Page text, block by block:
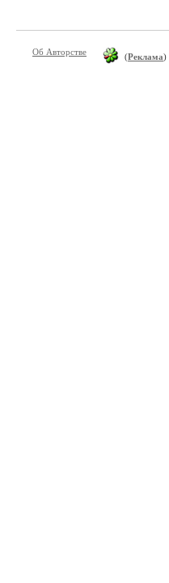
Об Авторстве (Реклама)